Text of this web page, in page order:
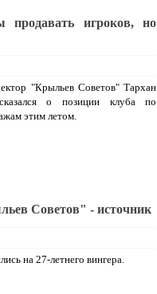
игроков, но
"Крыльев Советов" Тархан
о позиции клуба по
этим летом.
Советов" - источник
на 27-летнего вингера.